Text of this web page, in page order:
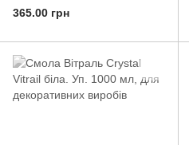
365.00 грн